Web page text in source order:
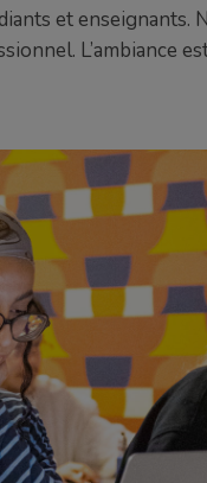
et enseignants.
L’ambiance